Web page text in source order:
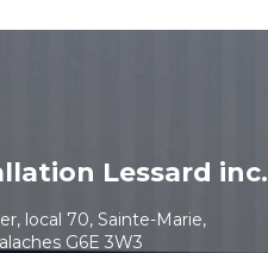
Lessard inc.
local 70, Sainte-Marie,
G6E 3W3